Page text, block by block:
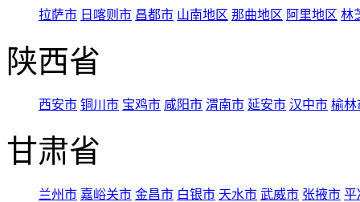
拉萨市 日喀则市 昌都市 山南地区 那曲地区 阿里地区 林
陕西省
西安市 铜川市 宝鸡市 咸阳市 渭南市 延安市 汉中市 榆林
甘肃省
兰州市 嘉峪关市 金昌市 白银市 天水市 武威市 张掖市 平